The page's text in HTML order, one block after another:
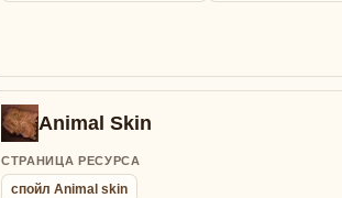
Animal Skin
СТРАНИЦА РЕСУРСА
спойл Animal skin